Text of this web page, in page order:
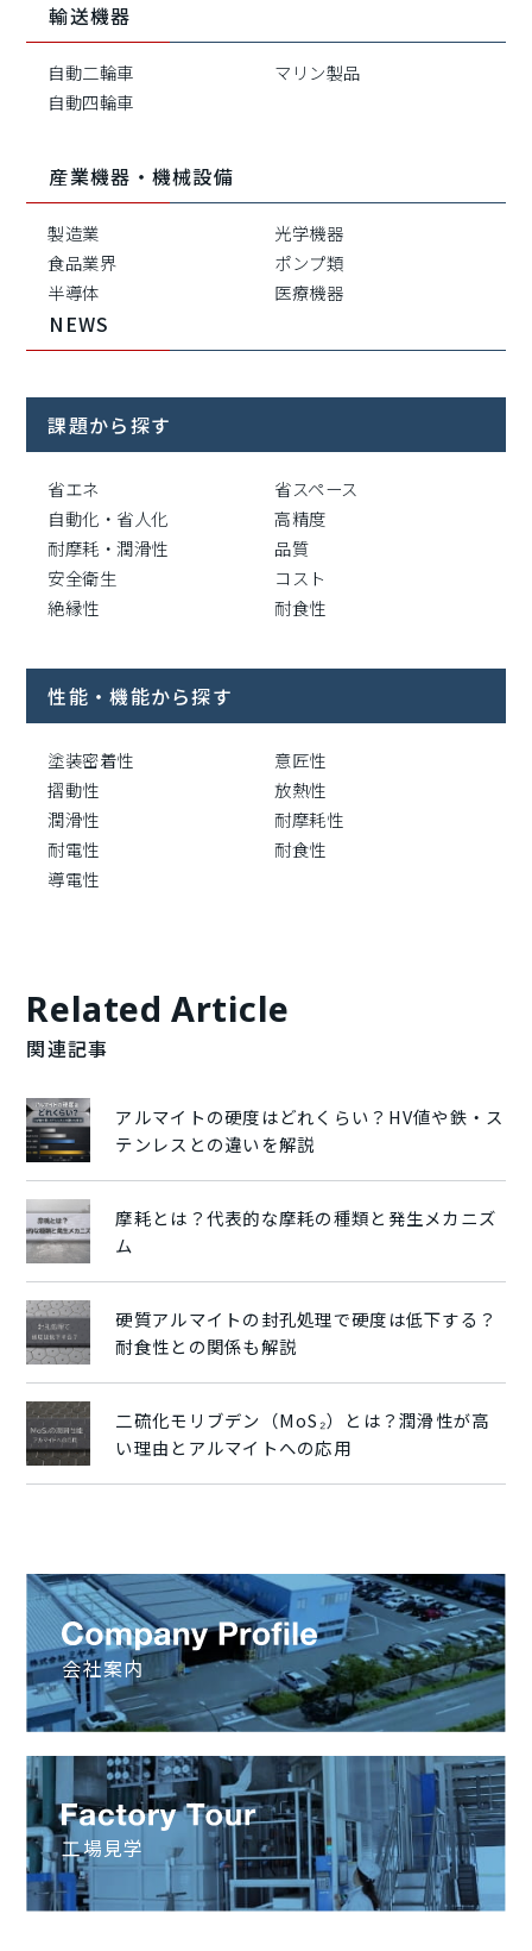
輸送機器
自動二輪車
マリン製品
自動四輪車
産業機器・機械設備
製造業
光学機器
食品業界
ポンプ類
半導体
医療機器
NEWS
課題から探す
省エネ
省スペース
自動化・省人化
高精度
耐摩耗・潤滑性
品質
安全衛生
コスト
絶縁性
耐食性
性能・機能から探す
塗装密着性
意匠性
摺動性
放熱性
潤滑性
耐摩耗性
耐電性
耐食性
導電性
Related Article
関連記事
アルマイトの硬度はどれくらい？HV値や鉄・ス
テンレスとの違いを解説
摩耗とは？代表的な摩耗の種類と発生メカニズ
ム
硬質アルマイトの封孔処理で硬度は低下する？
耐食性との関係も解説
二硫化モリブデン（MoS₂）とは？潤滑性が高
い理由とアルマイトへの応用
会社案内
工場見学